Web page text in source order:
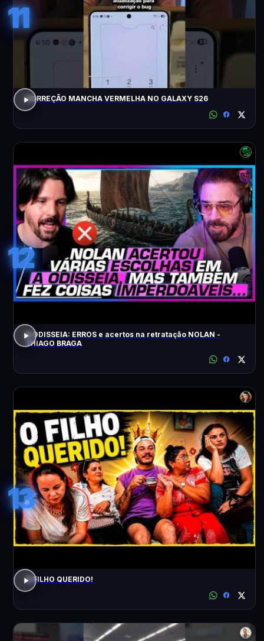
11
CORREÇÃO MANCHA VERMELHA NO GALAXY S26
12
A ODISSEIA: ERROS e acertos na retratação NOLAN -
THIAGO BRAGA
13
O FILHO QUERIDO!